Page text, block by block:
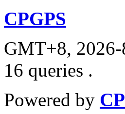
CPGPS
GMT+8,
16 queries .
Powered by